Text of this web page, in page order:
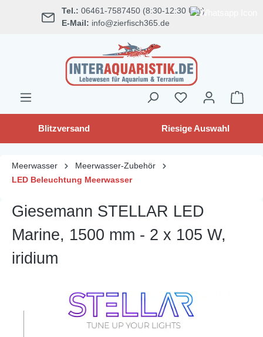
springen Tel.: 06461-7587450 (8:30-12:30 Uhr)
E-Mail: info@zierfisch365.de
Blitzversand Riesige Auswahl
Meerwasser
Meerwasser-Zubehör
LED Beleuchtung Meerwasser
Giesemann STELLAR LED
Marine, 1500 mm - 2 x 105 W,
iridium
Bildergalerie überspringen